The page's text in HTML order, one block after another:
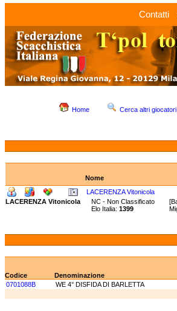
Contatti
Home Cerca altri giocatori
Nome
LACERENZA Vitonicola
LACERENZA Vitonicola
NC - Non Classificato
Elo Italia: 1399
Codice
Denominazione
0701088B
WE 4° DISFIDA DI BARLETTA